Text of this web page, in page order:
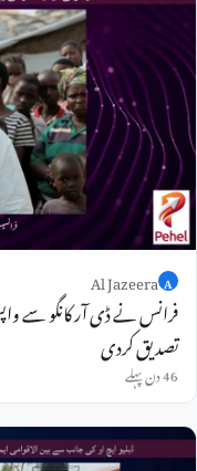
A
Al Jazeera
فرانس نے ڈی آر کانگو سے
تصدیق کردی
46 دن پہلے